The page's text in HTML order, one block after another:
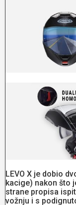
LEVO X je dobio
kacige) nakon što
strane propisa
vožnju i s